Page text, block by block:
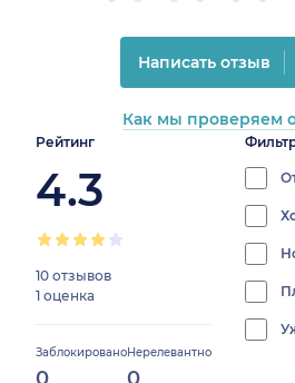
Рейтинг
4.3
10 отзывов
1 оценка
Заблокировано
0
Нерелевантно
0
0%
0%
progress:
18.181818181818183%
Написать отзыв
Как мы проверяем